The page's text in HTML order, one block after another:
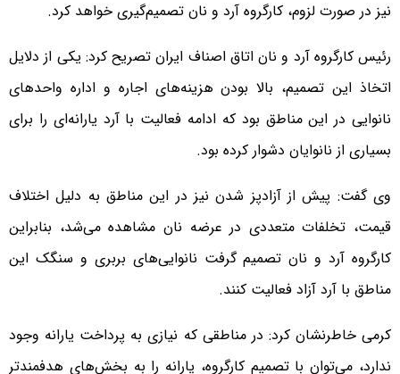
نیز در صورت لزوم، کارگروه آرد و نان تصمیم‌گیری خواهد کرد.
رئیس کارگروه آرد و نان اتاق اصناف ایران تصریح کرد: یکی از دلایل
اتخاذ این تصمیم، بالا بودن هزینه‌های اجاره و اداره واحدهای
نانوایی در این مناطق بود که ادامه فعالیت با آرد یارانه‌ای را برای
بسیاری از نانوایان دشوار کرده بود.
وی گفت: پیش از آزادپز شدن نیز در این مناطق به دلیل اختلاف
قیمت، تخلفات متعددی در عرضه نان مشاهده می‌شد، بنابراین
کارگروه آرد و نان تصمیم گرفت نانوایی‌های بربری و سنگک این
مناطق با آرد آزاد فعالیت کنند.
کرمی خاطرنشان کرد: در مناطقی که نیازی به پرداخت یارانه وجود
ندارد، می‌توان با تصمیم کارگروه، یارانه را به بخش‌های هدفمندتر